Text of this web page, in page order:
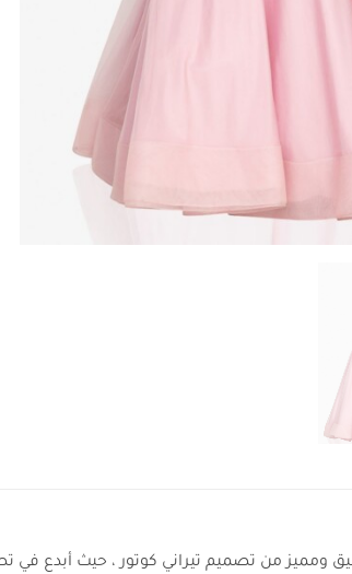
ومميز من تصميم تيراني كوتور ، حيث أبدع في